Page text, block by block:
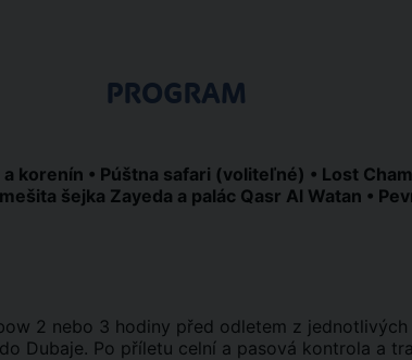
PROGRAM
korenín • Púštna safari (voliteľné) • Lost
šejka Zayeda a palác Qasr Al Watan •
2 nebo 3 hodiny před odletem z
Dubaje. Po příletu celní a pasová kontrola a